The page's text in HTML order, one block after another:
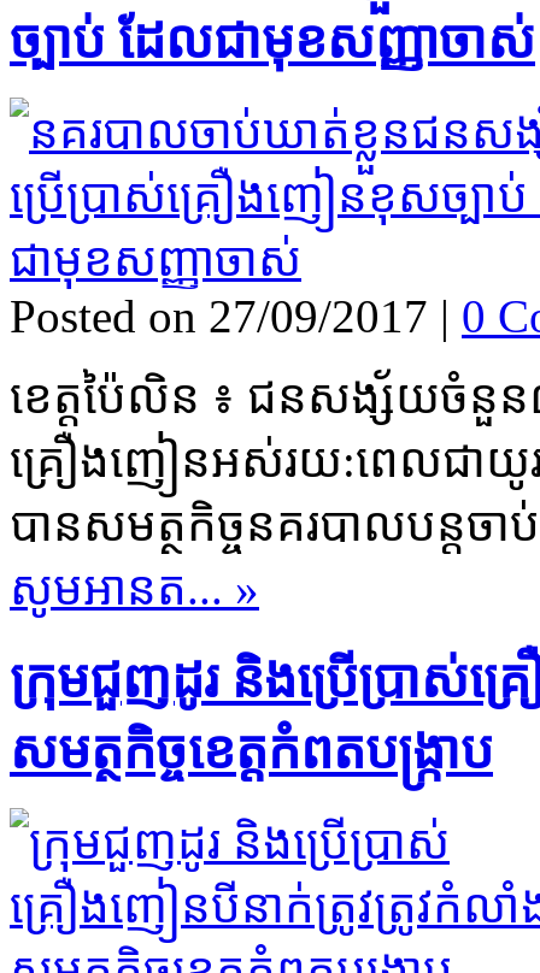
ច្បាប់ ដែល​ជា​មុខសញ្ញា​ចាស់​
Posted on 27/09/2017 | 0
ខេត្ត​ប៉ៃលិន ៖ ជនសង្ស័យ​ចំនួន​
គ្រឿងញៀន​អស់​រយ​:​ពេល​ជា​យូ
បាន​សមត្ថកិច្ច​នគ​របាល​បន្ត​ច
សូមអានត... »
ក្រុម​ជួញដូរ និង​ប្រើប្រាស់​គ្
សមត្ថកិច្ច​ខេត្ត​កំពត​បង្ក្រាប​